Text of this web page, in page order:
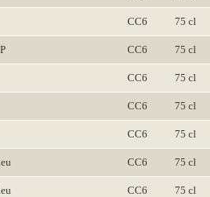
CC6 75 cl
CC6 75 cl
CC6 75 cl
CC6 75 cl
CC6 75 cl
CC6 75 cl
CC6 75 cl